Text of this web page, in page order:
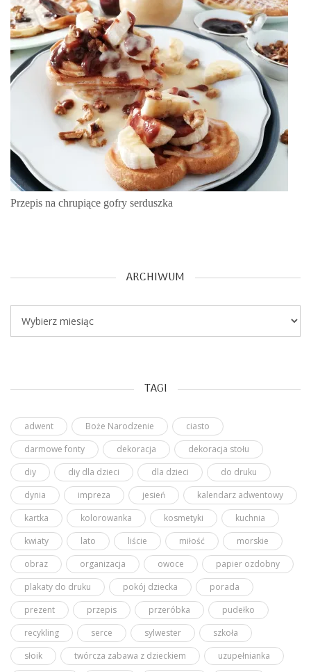
Przepis na chrupiące gofry serduszka
ARCHIWUM
TAGI
adwent Boże Narodzenie
ciasto
darmowe fonty
dekoracja
dekoracja stołu
diy
diy dla dzieci dla dzieci
do druku
dynia
impreza jesień
kalendarz adwentowy
kartka
kolorowanka kosmetyki
kuchnia
kwiaty
lato liście miłość
morskie
obraz
organizacja owoce
papier ozdobny
plakaty do druku
pokój dziecka
porada
prezent
przepis przeróbka
pudełko
recykling
serce sylwester
szkoła
słoik
twórcza zabawa z dzieckiem
uzupełnianka